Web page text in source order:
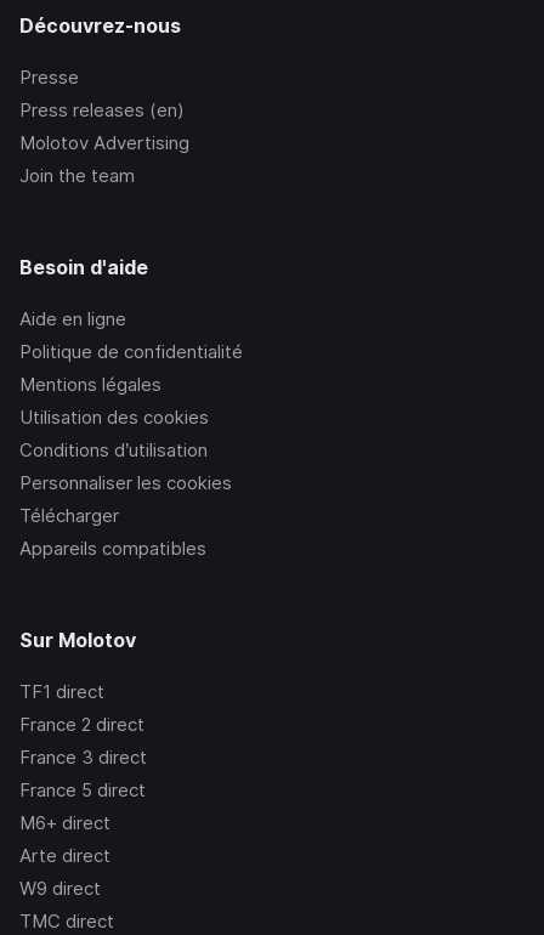
Découvrez-nous
Presse
Press releases (en)
Molotov Advertising
Join the team
Besoin d'aide
Aide en ligne
Politique de confidentialité
Mentions légales
Utilisation des cookies
Conditions d’utilisation
Personnaliser les cookies
Télécharger
Appareils compatibles
Sur Molotov
TF1 direct
France 2 direct
France 3 direct
France 5 direct
M6+ direct
Arte direct
W9 direct
TMC direct